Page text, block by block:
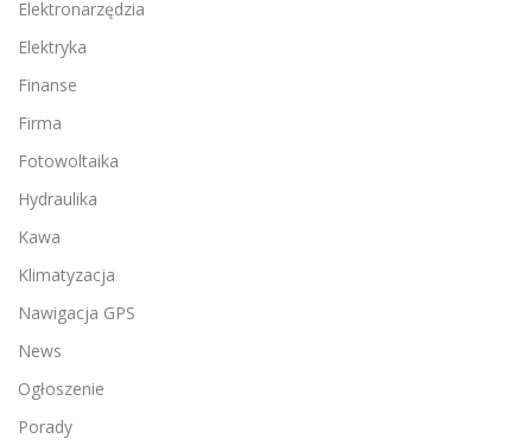
Elektronarzędzia
Elektryka
Finanse
Firma
Fotowoltaika
Hydraulika
Kawa
Klimatyzacja
Nawigacja GPS
News
Ogłoszenie
Porady